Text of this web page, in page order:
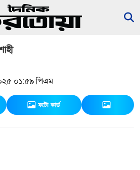
০১:৫৯ পিএম
ফটো কার্ড